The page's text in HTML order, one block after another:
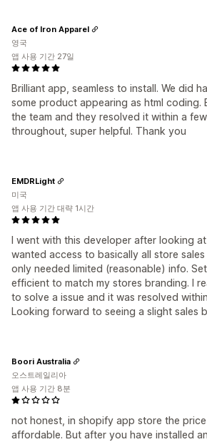
Brilliant app, seamless to install. We did
some product appearing as html coding.
the team and they resolved it within a
throughout, super helpful. Thank you
Ace of Iron Apparel
영국
앱 사용 기간 27일
I went with this developer after looking
wanted access to basically all store
only needed limited (reasonable) info.
efficient to match my stores branding. I
to solve a issue and it was resolved
Looking forward to seeing a slight sales
EMDRLight
미국
앱 사용 기간 대략 1시간
not honest, in shopify app store the
affordable. But after you have installed
Boori Australia
오스트레일리아
앱 사용 기간 8분